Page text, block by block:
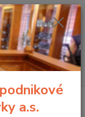
Menu
Hledat
Leight Impact
a.s.